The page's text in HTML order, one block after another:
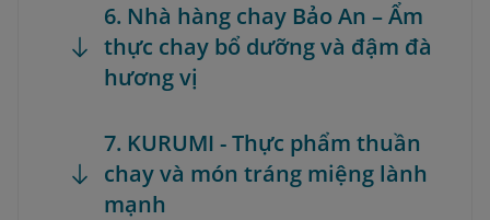
6. Nhà hàng chay Bảo An – Ẩm
thực chay bổ dưỡng và đậm đà
hương vị
7. KURUMI - Thực phẩm thuần
chay và món tráng miệng lành
mạnh